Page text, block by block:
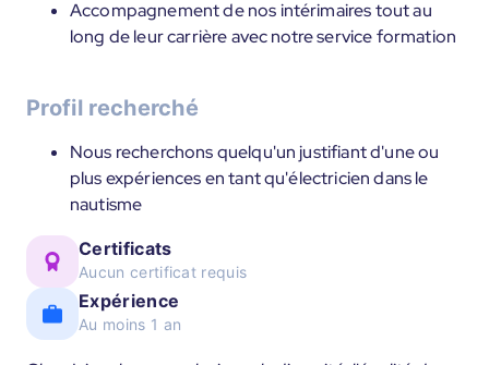
Accompagnement de nos intérimaires tout au
long de leur carrière avec notre service formation
Profil recherché
Nous recherchons quelqu'un justifiant d'une ou
plus expériences en tant qu'électricien dans le
nautisme
Certificats
Aucun certificat requis
Expérience
Au moins 1 an